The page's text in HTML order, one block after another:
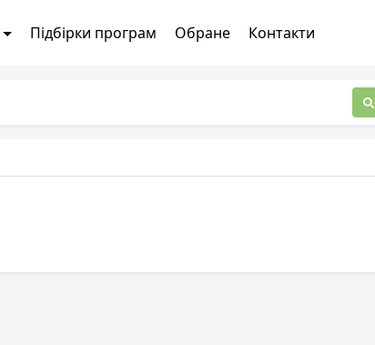
Підбірки програм Обране Контакти